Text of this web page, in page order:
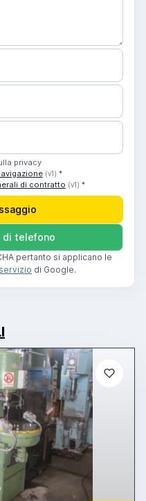
privacy
(v1) *
di contratto (v1) *
di telefono
pertanto si applicano le
di Google.